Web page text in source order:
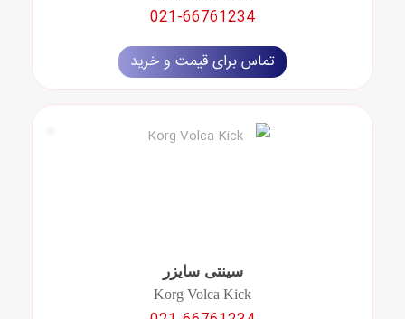
021-66761234
تماس برای قیمت و خرید
سینتی سایزر
Korg Volca Kick